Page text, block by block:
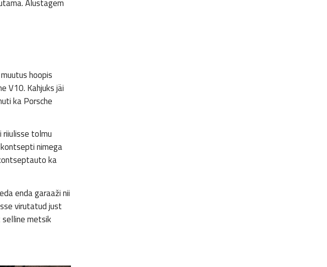
Alustagem
hoopis
V10. Kahjuks jäi
ka Porsche
tolmu
nimega
ka
enda garaaži nii
virutatud just
metsik